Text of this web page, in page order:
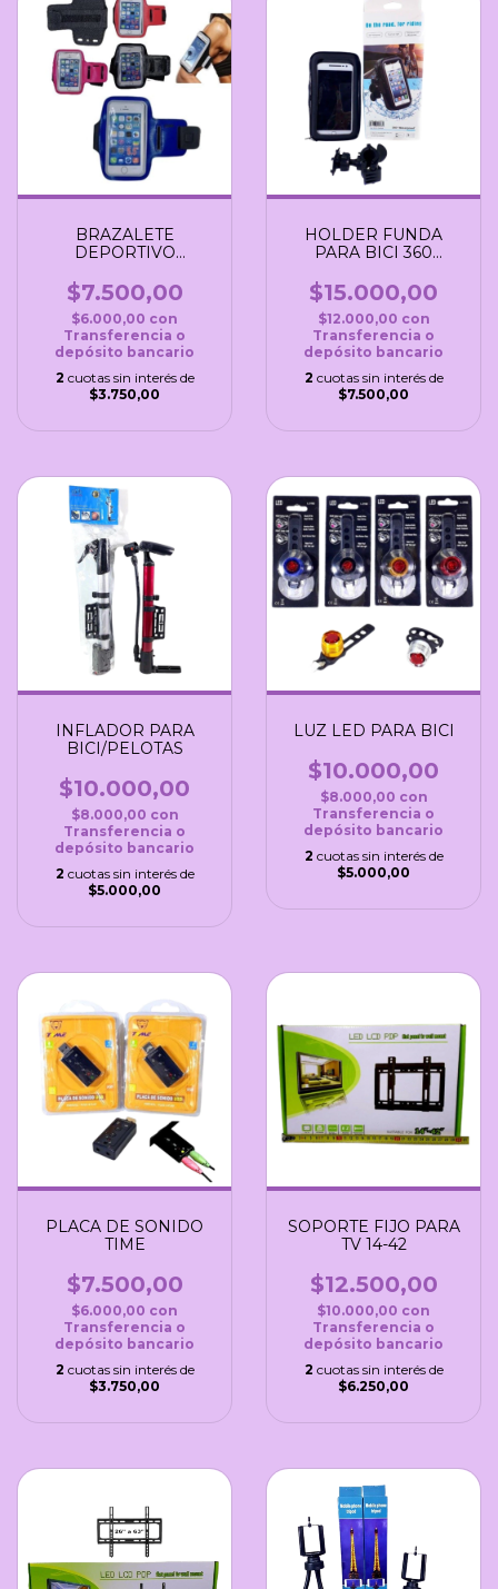
BRAZALETE
DEPORTIVO
$7.500,00
$6.000,00 con
Transferencia o
depósito bancario
2 cuotas sin interés de
$3.750,00
HOLDER FUNDA
PARA BICI 360
$15.000,00
$12.000,00 con
Transferencia o
depósito bancario
2 cuotas sin interés de
$7.500,00
INFLADOR PARA
BICI/PELOTAS
$10.000,00
$8.000,00 con
Transferencia o
depósito bancario
2 cuotas sin interés de
$5.000,00
LUZ LED PARA BICI
$10.000,00
$8.000,00 con
Transferencia o
depósito bancario
2 cuotas sin interés de
$5.000,00
PLACA DE SONIDO
TIME
$7.500,00
$6.000,00 con
Transferencia o
depósito bancario
2 cuotas sin interés de
$3.750,00
SOPORTE FIJO PARA
TV 14-42
$12.500,00
$10.000,00 con
Transferencia o
depósito bancario
2 cuotas sin interés de
$6.250,00